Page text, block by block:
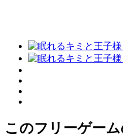
このフリーゲー